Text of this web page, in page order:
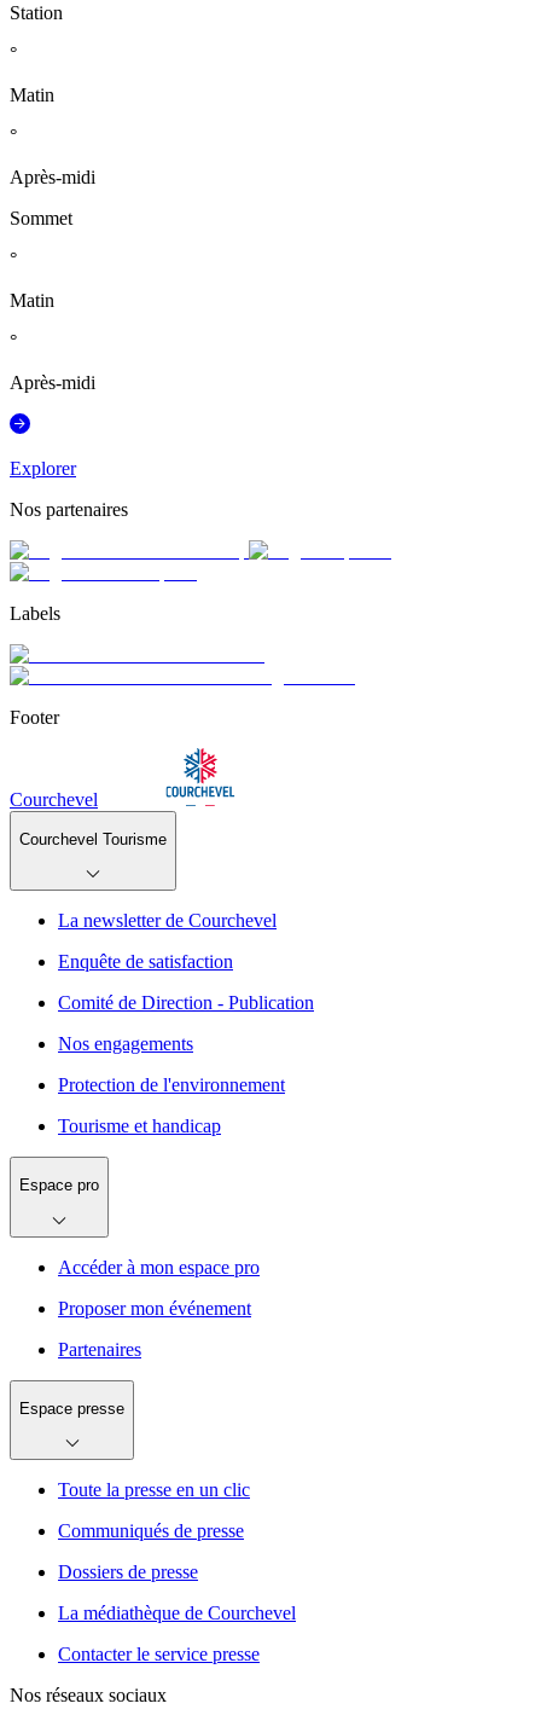
Station
°
Matin
°
Après-midi
Sommet
°
Matin
°
Après-midi
Explorer
Nos partenaires
Labels
Footer
Courchevel
Courchevel Tourisme
La newsletter de Courchevel
Enquête de satisfaction
Comité de Direction - Publication
Nos engagements
Protection de l'environnement
Tourisme et handicap
Espace pro
Accéder à mon espace pro
Proposer mon événement
Partenaires
Espace presse
Toute la presse en un clic
Communiqués de presse
Dossiers de presse
La médiathèque de Courchevel
Contacter le service presse
Nos réseaux sociaux